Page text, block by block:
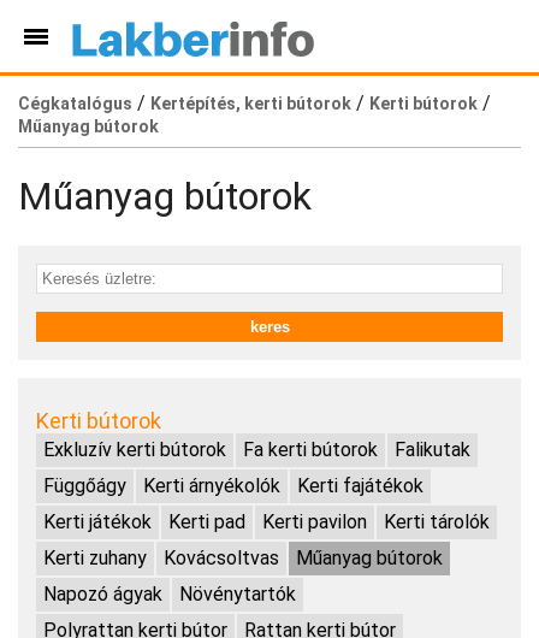
Cégkatalógus / Kertépítés, kerti bútorok / Kerti bútorok /
Műanyag bútorok
Műanyag bútorok
Kerti bútorok
Exkluzív kerti bútorok Fa kerti bútorok
Falikutak
Függőágy
Kerti árnyékolók
Kerti fajátékok
Kerti játékok
Kerti pad Kerti pavilon
Kerti tárolók
Kerti zuhany
Kovácsoltvas
Műanyag bútorok
Napozó ágyak
Növénytartók
Polyrattan kerti bútor
Rattan kerti bútor